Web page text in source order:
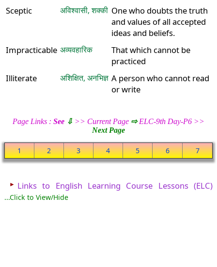
Sceptic
अविश्वासी, शक्की One who doubts the truth
and values of all accepted
ideas and beliefs.
Impracticable अव्यवहारिक
That which cannot be
practiced
Illiterate
अशिक्षित, अनभिज्ञ A person who cannot read
or write
Page Links : See ⇩ >> Current Page ⇨ELC-9th Day-P6 >>
Next Page
1 2 3 4 5 6 7
► Links to English Learning Course Lessons (ELC)
...Click to View/Hide